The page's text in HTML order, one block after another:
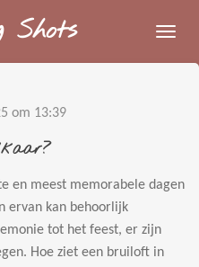
Shots
om 13:39
en meest memorabele dagen
ervan kan behoorlijk
tot het feest, er zijn
Hoe ziet een bruiloft in